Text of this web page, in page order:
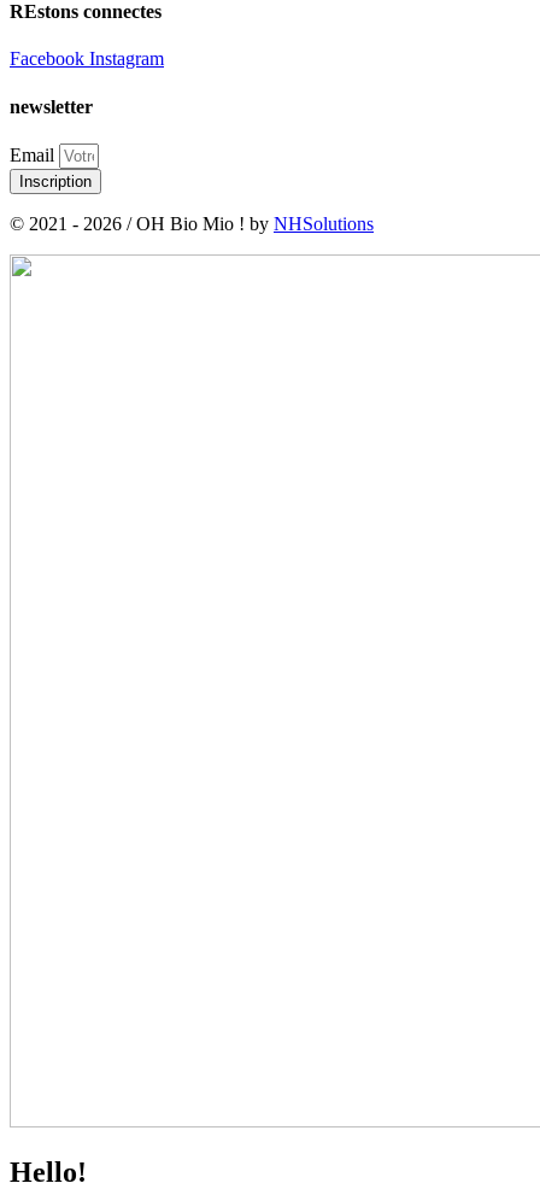
REstons connectes
Facebook Instagram
newsletter
Email
Inscription
© 2021 - 2026 / OH Bio Mio ! by NHSolutions
Hello!